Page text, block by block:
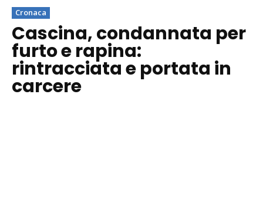
Cronaca
Cascina, condannata per
furto e rapina:
rintracciata e portata in
carcere